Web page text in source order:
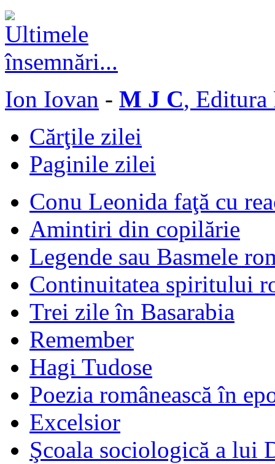
Ion Iovan - M J C, Editura
Cărţile zilei
Paginile zilei
Conu Leonida faţă cu
Amintiri din copilărie
Legende sau Basmele
Continuitatea spiritului
Trei zile în Basarabia
Remember
Hagi Tudose
Poezia românească în
Excelsior
Şcoala sociologică a lui